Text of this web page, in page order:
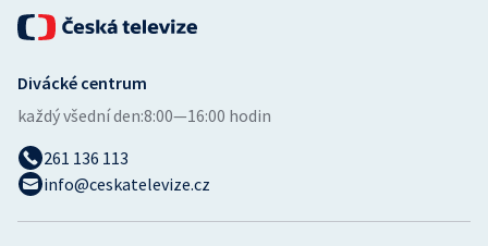
Divácké centrum
každý všední den:8:00—16:00 hodin
261 136 113
info@ceskatelevize.cz